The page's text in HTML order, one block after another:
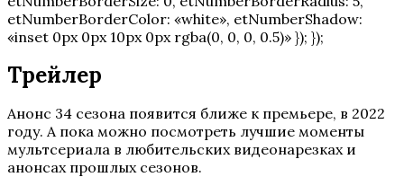
etNumberBorderColor: «white», etNumberShadow:
«inset 0px 0px 10px 0px rgba(0, 0, 0, 0.5)» }); });
Трейлер
Анонс 34 сезона появится ближе к премьере, в 2022
году. А пока можно посмотреть лучшие моменты
мультсериала в любительских видеонарезках и
анонсах прошлых сезонов.